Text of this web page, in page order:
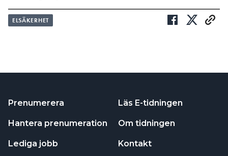
ELSÄKERHET
Prenumerera
Hantera prenumeration
Lediga jobb
Läs E-tidningen
Om tidningen
Kontakt